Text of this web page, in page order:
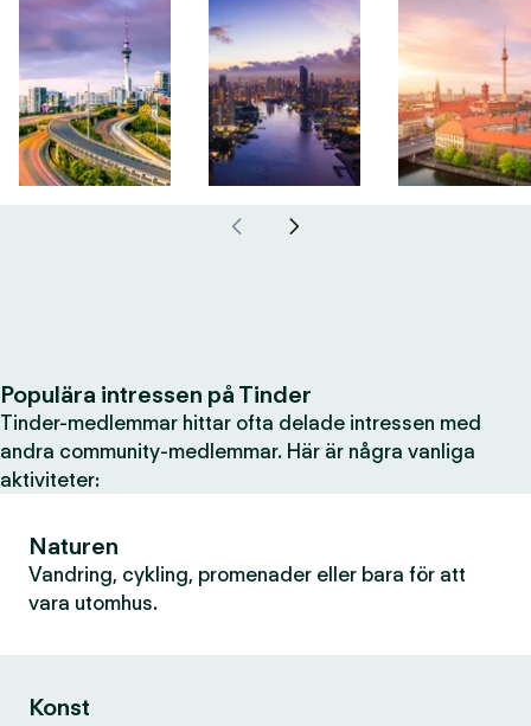
Populära intressen på Tinder
Tinder-medlemmar hittar ofta delade intressen med
andra community-medlemmar. Här är några vanliga
aktiviteter:
Naturen
Vandring, cykling, promenader eller bara för att
vara utomhus.
Konst